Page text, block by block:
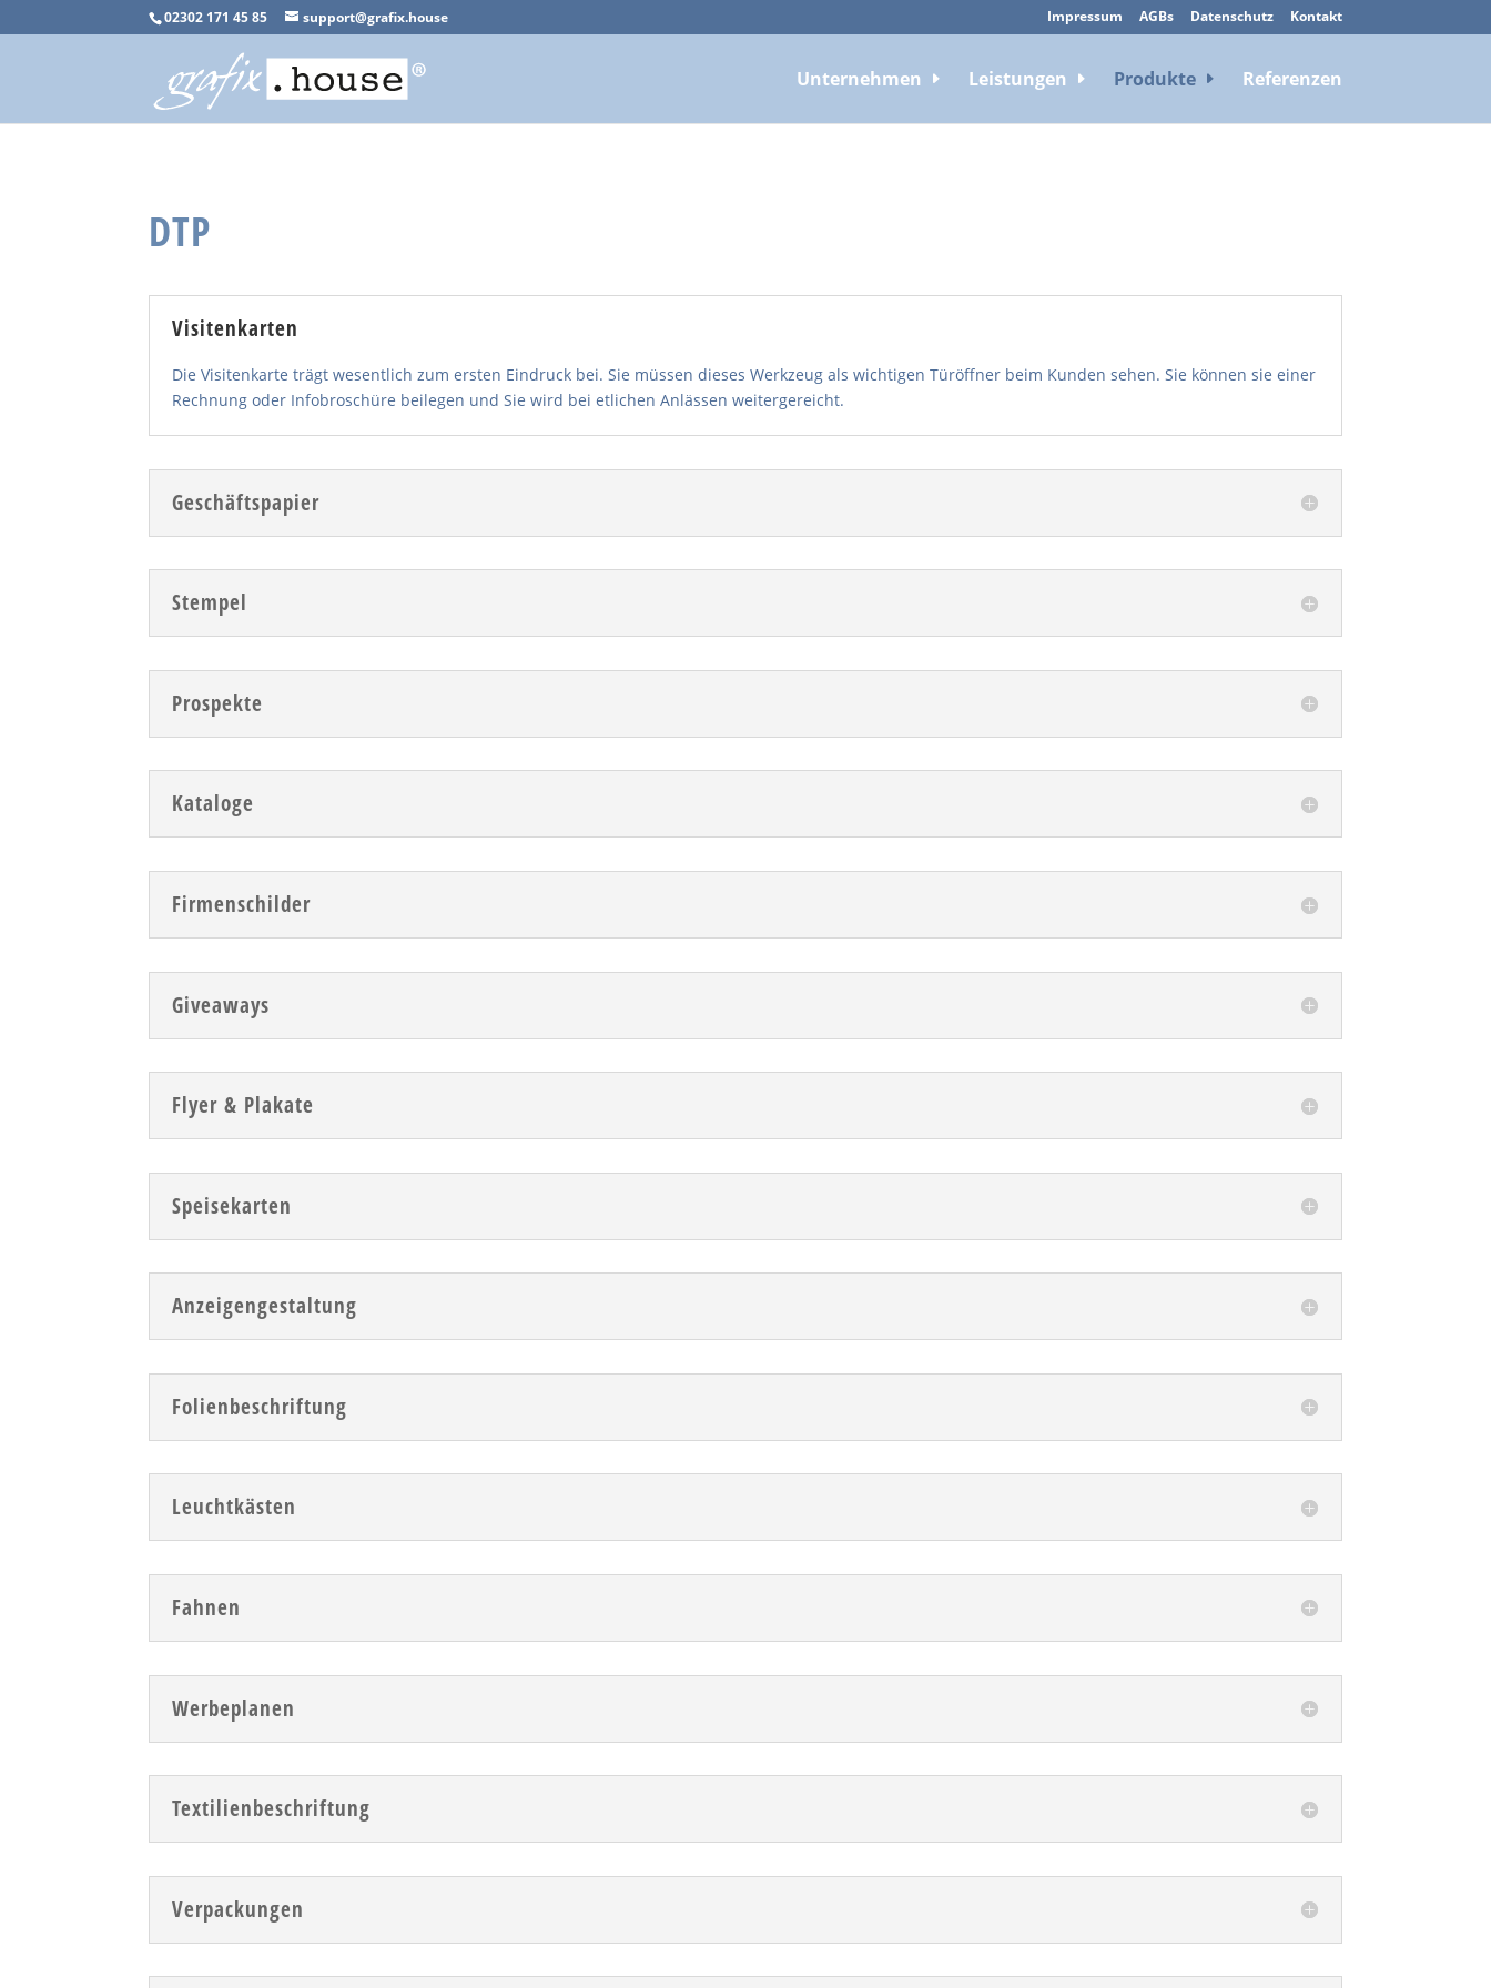
02302 171 45 85 support@grafix.house Impressum AGBs Datenschutz Kontakt
Unternehmen Leistungen Produkte Referenzen
DTP
Visitenkarten
Die Visitenkarte trägt wesentlich zum ersten Eindruck bei. Sie müssen dieses Werkzeug als wichtigen Türöffner beim Kunden sehen. Sie können sie einer
Rechnung oder Infobroschüre beilegen und Sie wird bei etlichen Anlässen weitergereicht.
Geschäftspapier
Stempel
Prospekte
Kataloge
Firmenschilder
Giveaways
Flyer & Plakate
Speisekarten
Anzeigengestaltung
Folienbeschriftung
Leuchtkästen
Fahnen
Werbeplanen
Textilienbeschriftung
Verpackungen